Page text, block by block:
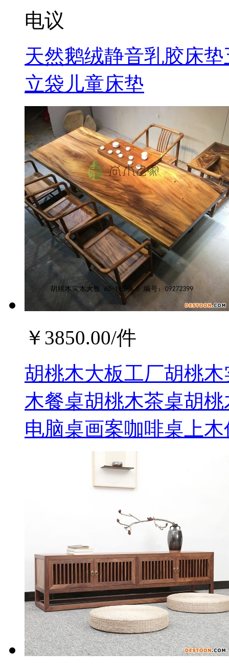
电议
天然鹅绒静音乳胶床
立袋儿童床垫
￥ 3850.00/件
胡桃木大板工厂胡桃
木餐桌胡桃木茶桌胡
电脑桌画案咖啡桌上木